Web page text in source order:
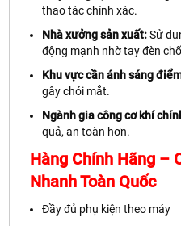
thao tác chính xác.
Nhà xưởng sản xuất:Sử
động mạnh nhờ tay đèn
Khu vực cần ánh sáng
gây chói mắt.
Ngành gia công cơ khí
quả, an toàn hơn.
Hàng Chính Hãng –
Nhanh Toàn Quốc
Đầy đủ phụ kiện theo máy